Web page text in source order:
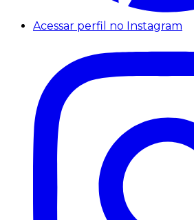
Acessar perfil no Instagram